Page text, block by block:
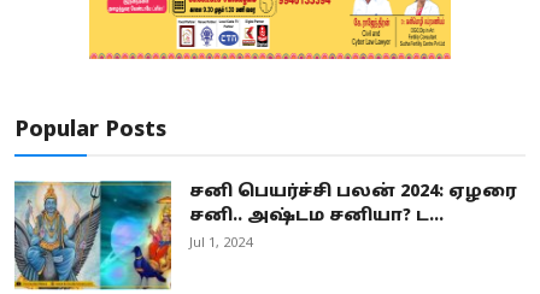
Popular Posts
சனி பெயர்ச்சி பலன் 2024: ஏழரை
சனி.. அஷ்டம சனியா? ட...
Jul 1, 2024